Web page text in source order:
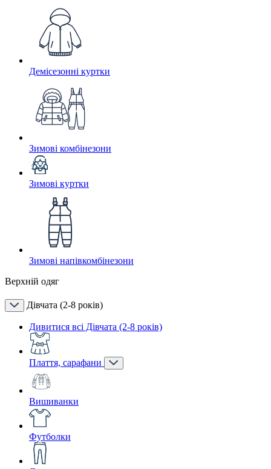
Демісезонні куртки
Зимові комбінезони
Зимові куртки
Зимові напівкомбінезони
Верхній одяг
Дівчата (2-8 років)
Дивитися всі Дівчата (2-8 років)
Плаття, сарафани
Вишиванки
Футболки